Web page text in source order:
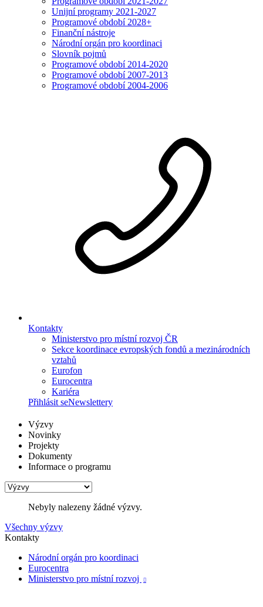
Unijní programy 2021-2027
Programové období 2028+
Finanční nástroje
Národní orgán pro koordinaci
Slovník pojmů
Programové období 2014-2020
Programové období 2007-2013
Programové období 2004-2006
Kontakty
Ministerstvo pro místní rozvoj ČR
Sekce koordinace evropských fondů a mezinárodních
vztahů
Eurofon
Eurocentra
Kariéra
Přihlásit seNewslettery
Výzvy
Novinky
Projekty
Dokumenty
Informace o programu
Nebyly nalezeny žádné výzvy.
Všechny výzvy
Kontakty
Národní orgán pro koordinaci
Eurocentra
Ministerstvo pro místní rozvoj
